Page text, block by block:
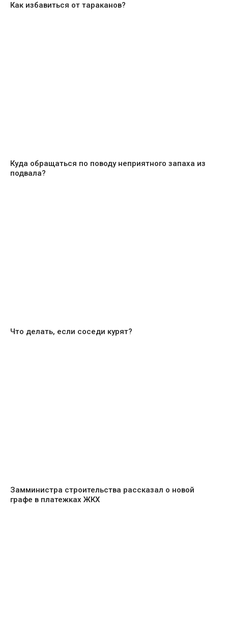
Как избавиться от тараканов?
Куда обращаться по поводу неприятного запаха из
подвала?
Что делать, если соседи курят?
Замминистра строительства рассказал о новой
графе в платежках ЖКХ